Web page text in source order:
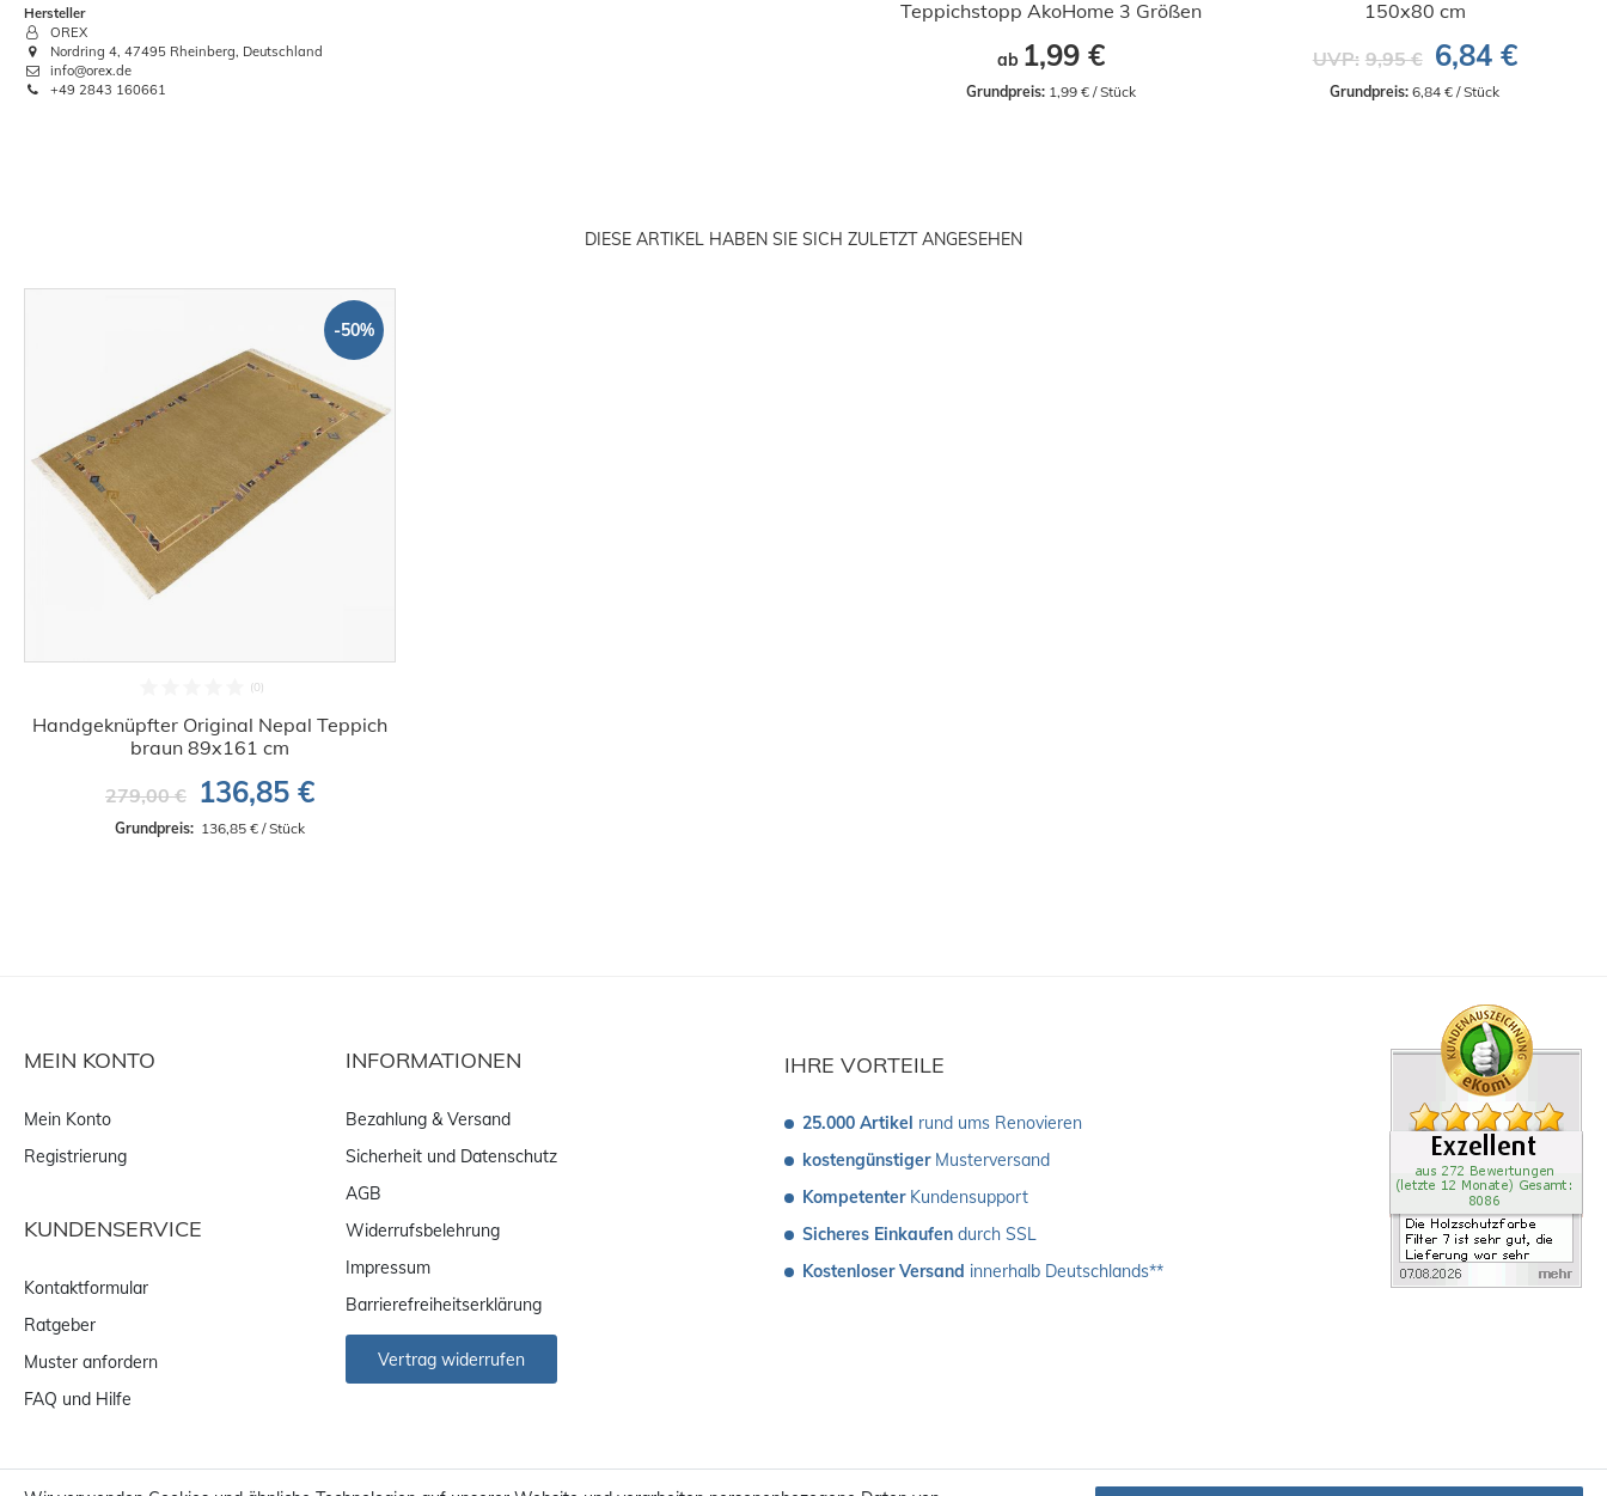
Hersteller
OREX
Nordring 4, 47495 Rheinberg, Deutschland
info@orex.de
+49 2843 160661
Teppichstopp AkoHome 3 Größen
ab 1,99 €
Grundpreis: 1,99 € / Stück
150x80 cm
UVP: 9,95 € 6,84 €
Grundpreis: 6,84 € / Stück
DIESE ARTIKEL HABEN SIE SICH ZULETZT ANGESEHEN
-50%
Handgeknüpfter Original Nepal Teppich
braun 89x161 cm
279,00 € 136,85 €
Grundpreis: 136,85 € / Stück
IHRE VORTEILE
25.000 Artikel rund ums Renovieren
kostengünstiger Musterversand
Kompetenter Kundensupport
Sicheres Einkaufen durch SSL
Kostenloser Versand innerhalb Deutschlands**
MEIN KONTO
Mein Konto
Registrierung
KUNDENSERVICE
Kontaktformular
Ratgeber
Muster anfordern
FAQ und Hilfe
INFORMATIONEN
Bezahlung & Versand
Sicherheit und Datenschutz
AGB
Widerrufsbelehrung
Impressum
Barrierefreiheitserklärung
Vertrag widerrufen